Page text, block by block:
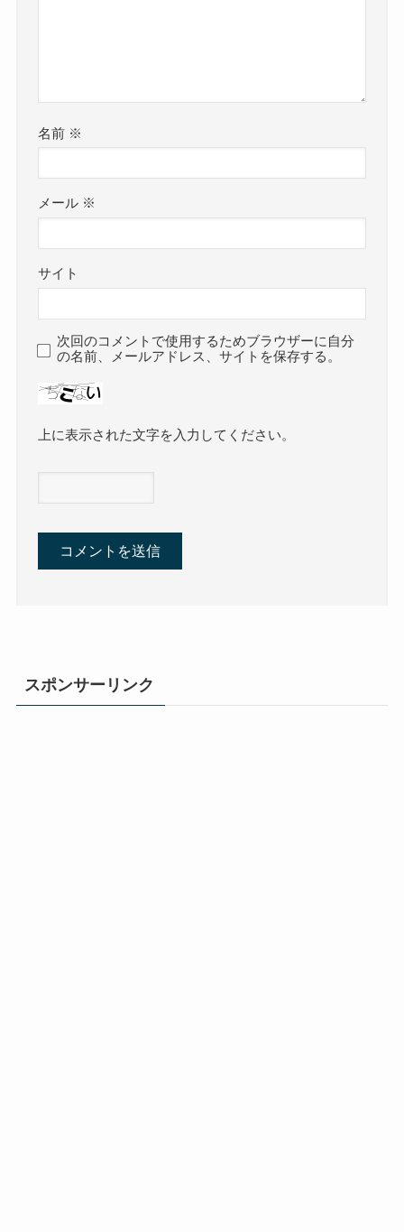
名前 ※
メール ※
サイト
次回のコメントで使用するためブラウザーに自分
の名前、メールアドレス、サイトを保存する。
上に表示された文字を入力してください。
スポンサーリンク